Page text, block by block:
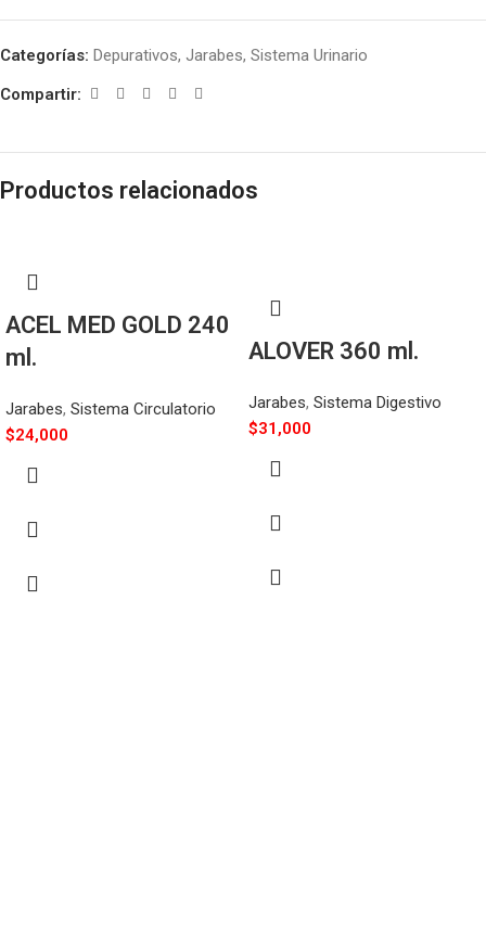
Categorías: Depurativos, Jarabes, Sistema Urinario
Compartir:
Productos relacionados
ACEL MED GOLD 240
ml.
Jarabes, Sistema Circulatorio
$24,000
ALOVER 360 ml.
Jarabes, Sistema Digestivo
$31,000